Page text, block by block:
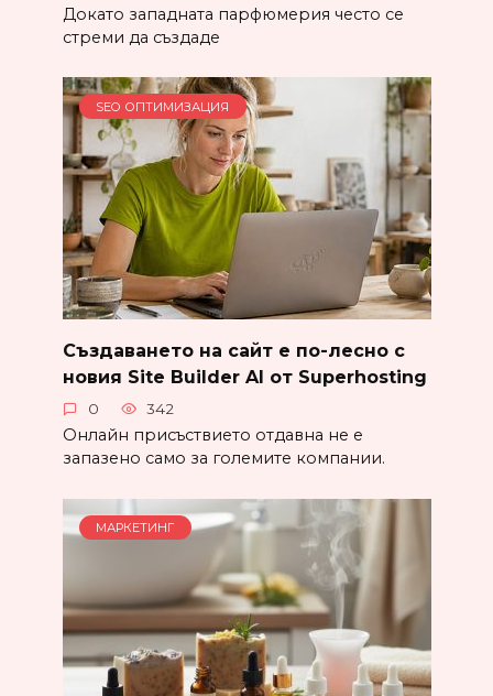
Докато западната парфюмерия често се
стреми да създаде
SEO ОПТИМИЗАЦИЯ
Създаването на сайт е по-лесно с
новия Site Builder AI от Superhosting
0 342
Онлайн присъствието отдавна не е
запазено само за големите компании.
МАРКЕТИНГ